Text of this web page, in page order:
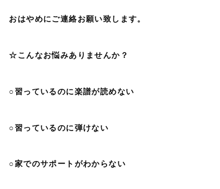
おはやめにご連絡お願い致します。
☆こんなお悩みありませんか？
○習っているのに楽譜が読めない
○習っているのに弾けない
○家でのサポートがわからない